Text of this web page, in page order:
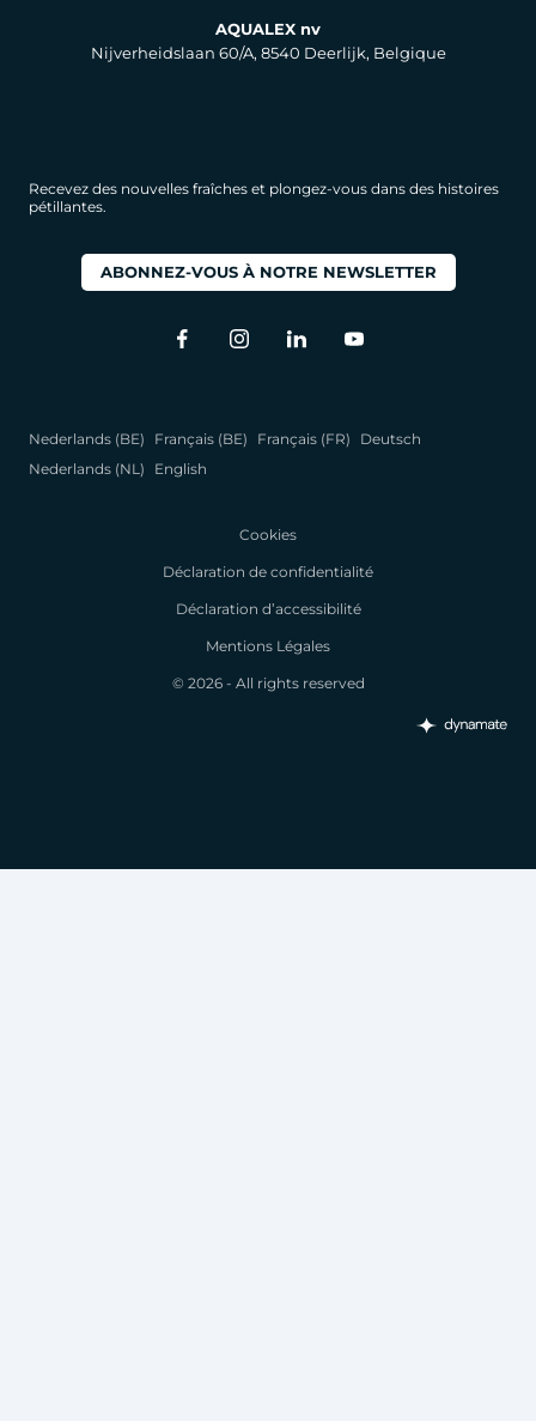
AQUALEX nv
Nijverheidslaan 60/A, 8540 Deerlijk, Belgique
Recevez des nouvelles fraîches et plongez-vous dans des histoires
pétillantes.
ABONNEZ-VOUS À NOTRE NEWSLETTER
Nederlands (BE) Français (BE) Français (FR)
Deutsch
Nederlands (NL)
English
Cookies
Déclaration de confidentialité
Déclaration d’accessibilité
Mentions Légales
© 2026 - All rights reserved